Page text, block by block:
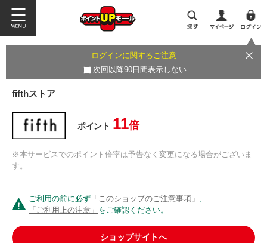
ログインに関するご注意
次回以降90日間表示しない
fifthストア
ポイント 11倍
※本サービスでのポイント倍率は予告なく変更になる場合がございま
す。
ご利用の前に必ず 「このショップのご注意事項」 、
「ご利用上の注意」 をご確認ください。
ショップサイトへ